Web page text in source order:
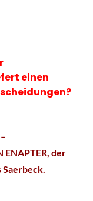
einen
ENAPTER, der